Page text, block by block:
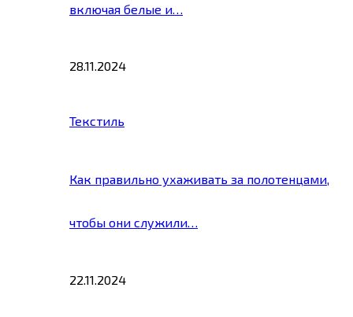
включая белые и…
28.11.2024
Текстиль
Как правильно ухаживать за полотенцами,
чтобы они служили…
22.11.2024